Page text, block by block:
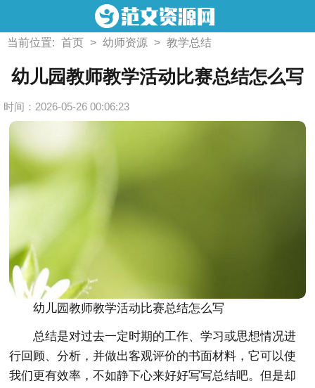
当前位置: 首页 > 幼师资源 > 教学总结
幼儿园教师教学活动比赛总结怎么写
时间：2026-05-26 00:06:23
幼儿园教师教学活动比赛总结怎么写
总结是对过去一定时期的工作、学习或思想情况进
行回顾、分析，并做出客观评价的书面材料，它可以使
我们更有效率，不如静下心来好好写写总结吧。但是却